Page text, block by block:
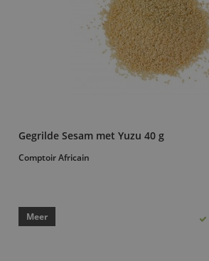
Gegrilde Sesam met Yuzu 40 g
Comptoir Africain
Meer